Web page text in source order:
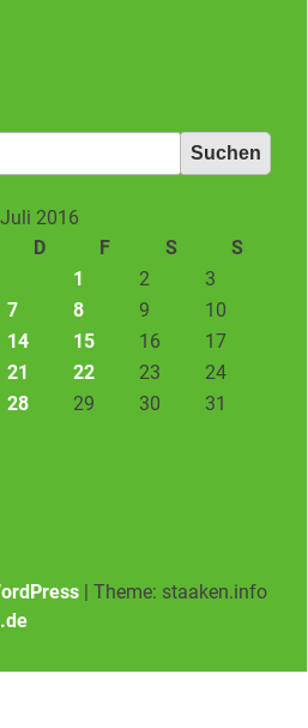
Juli 2016
D F S
S
1
2
3
7 8 9
10
14 15 16
17
21 22 23
24
28 29 30 31
| Theme: staaken.info